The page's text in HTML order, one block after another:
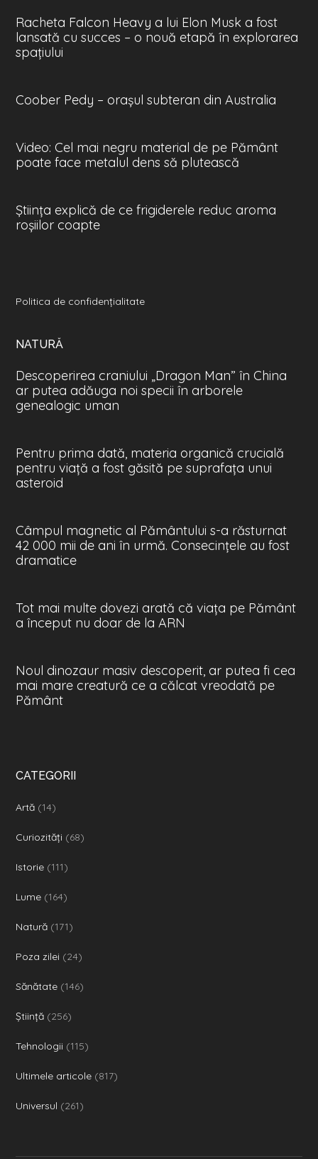
Racheta Falcon Heavy a lui Elon Musk a fost
lansată cu succes – o nouă etapă în explorarea
spaţiului
Coober Pedy – oraşul subteran din Australia
Video: Cel mai negru material de pe Pământ
poate face metalul dens să plutească
Ştiinţa explică de ce frigiderele reduc aroma
roşiilor coapte
Politica de confidenţialitate
NATURĂ
Descoperirea craniului „Dragon Man” în China
ar putea adăuga noi specii în arborele
genealogic uman
Pentru prima dată, materia organică crucială
pentru viață a fost găsită pe suprafața unui
asteroid
Câmpul magnetic al Pământului s-a răsturnat
42 000 mii de ani în urmă. Consecințele au fost
dramatice
Tot mai multe dovezi arată că viața pe Pământ
a început nu doar de la ARN
Noul dinozaur masiv descoperit, ar putea fi cea
mai mare creatură ce a călcat vreodată pe
Pământ
CATEGORII
Artă (14)
Curiozităţi (68)
Istorie (111)
Lume (164)
Natură (171)
Poza zilei (24)
Sănătate (146)
Ştiinţă (256)
Tehnologii (115)
Ultimele articole (817)
Universul (261)